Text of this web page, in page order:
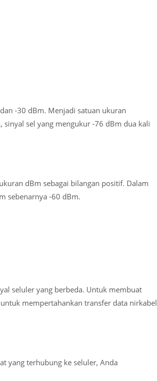
-30 dBm. Menjadi satuan ukuran
sinyal sel yang mengukur -76 dBm dua kali
dBm sebagai bilangan positif. Dalam
sebenarnya -60 dBm.
seluler yang berbeda. Untuk membuat
mempertahankan transfer data nirkabel
yang terhubung ke seluler, Anda